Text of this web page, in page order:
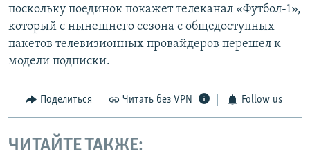
поскольку поединок покажет телеканал «Футбол-1»,
который с нынешнего сезона с общедоступных
пакетов телевизионных провайдеров перешел к
модели подписки.
Поделиться Читать без VPN Follow us
ЧИТАЙТЕ ТАКЖЕ: